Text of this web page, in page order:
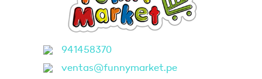
941458370
ventas@funnymarket.pe